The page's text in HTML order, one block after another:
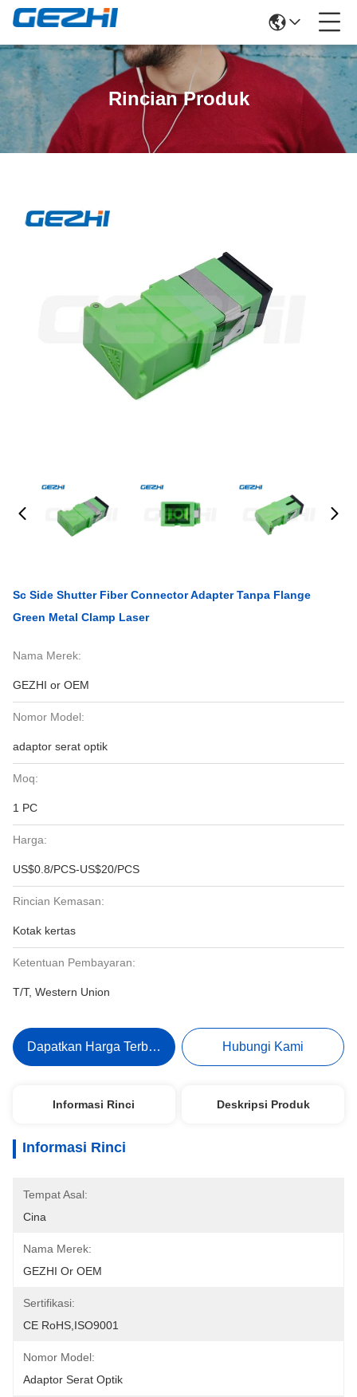
Rincian Produk
Sc Side Shutter Fiber Connector Adapter Tanpa Flange
Green Metal Clamp Laser
Nama Merek:
GEZHI or OEM
Nomor Model:
adaptor serat optik
Moq:
1 PC
Harga:
US$0.8/PCS-US$20/PCS
Rincian Kemasan:
Kotak kertas
Ketentuan Pembayaran:
T/T, Western Union
Dapatkan Harga Terbaik Hubungi Kami
Informasi Rinci Deskripsi Produk
Informasi Rinci
Tempat Asal:
Cina
Nama Merek:
GEZHI Or OEM
Sertifikasi:
CE RoHS,ISO9001
Nomor Model:
Adaptor Serat Optik